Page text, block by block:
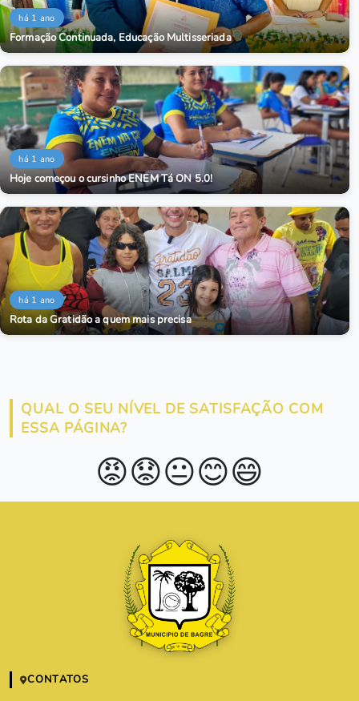
há 1 ano
Formação Continuada, Educação Multisseriada
há 1 ano
Hoje começou o cursinho ENEM Tá ON 5.0!
há 1 ano
Rota da Gratidão a quem mais precisa
QUAL O SEU NÍVEL DE SATISFAÇÃO COM
ESSA PÁGINA?
😡😟😐😊😄
CONTATOS